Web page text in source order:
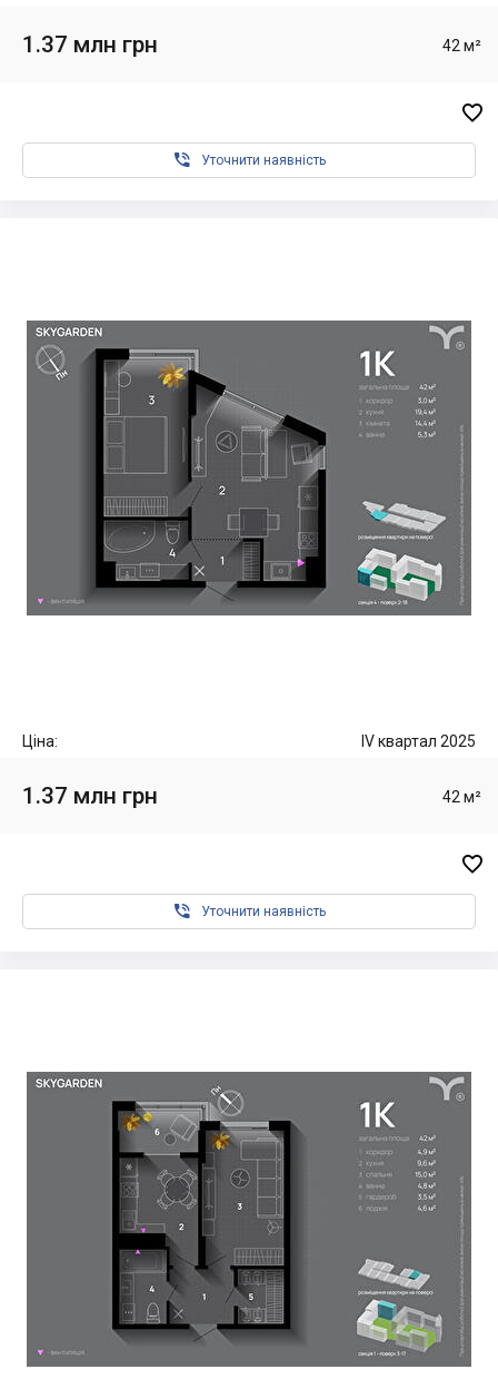
1.37 млн грн 42 м²

 Уточнити наявність
Ціна: IV квартал 2025
1.37 млн грн 42 м²

 Уточнити наявність